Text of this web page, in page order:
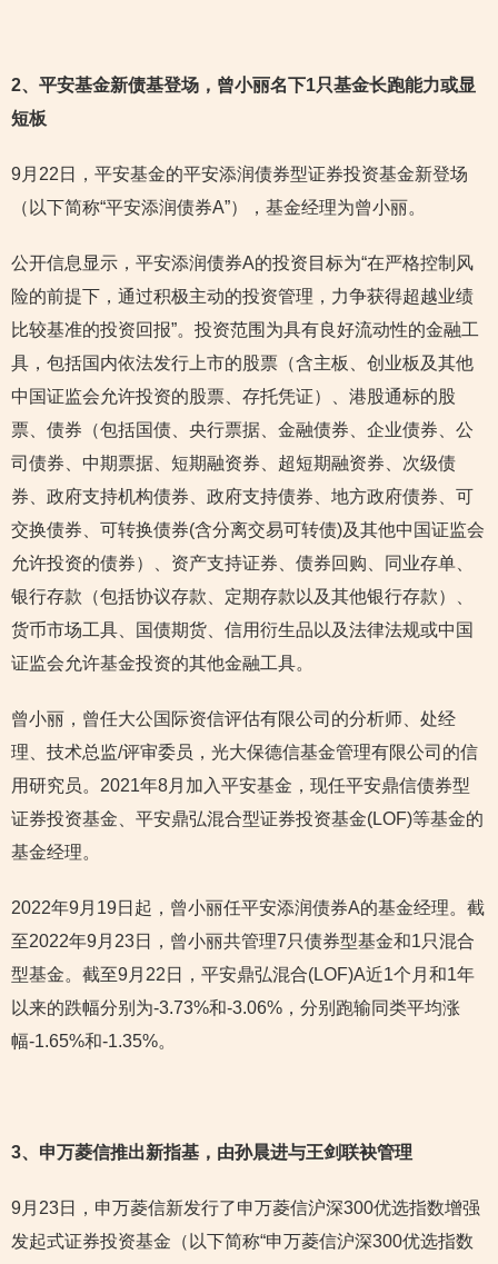
2、平安基金新债基登场，曾小丽名下1只基金长跑能力或显
短板
9月22日，平安基金的平安添润债券型证券投资基金新登场
（以下简称“平安添润债券A”），基金经理为曾小丽。
公开信息显示，平安添润债券A的投资目标为“在严格控制风
险的前提下，通过积极主动的投资管理，力争获得超越业绩
比较基准的投资回报”。投资范围为具有良好流动性的金融工
具，包括国内依法发行上市的股票（含主板、创业板及其他
中国证监会允许投资的股票、存托凭证）、港股通标的股
票、债券（包括国债、央行票据、金融债券、企业债券、公
司债券、中期票据、短期融资券、超短期融资券、次级债
券、政府支持机构债券、政府支持债券、地方政府债券、可
交换债券、可转换债券(含分离交易可转债)及其他中国证监会
允许投资的债券）、资产支持证券、债券回购、同业存单、
银行存款（包括协议存款、定期存款以及其他银行存款）、
货币市场工具、国债期货、信用衍生品以及法律法规或中国
证监会允许基金投资的其他金融工具。
曾小丽，曾任大公国际资信评估有限公司的分析师、处经
理、技术总监/评审委员，光大保德信基金管理有限公司的信
用研究员。2021年8月加入平安基金，现任平安鼎信债券型
证券投资基金、平安鼎弘混合型证券投资基金(LOF)等基金的
基金经理。
2022年9月19日起，曾小丽任平安添润债券A的基金经理。截
至2022年9月23日，曾小丽共管理7只债券型基金和1只混合
型基金。截至9月22日，平安鼎弘混合(LOF)A近1个月和1年
以来的跌幅分别为-3.73%和-3.06%，分别跑输同类平均涨
幅-1.65%和-1.35%。
3、申万菱信推出新指基，由孙晨进与王剑联袂管理
9月23日，申万菱信新发行了申万菱信沪深300优选指数增强
发起式证券投资基金（以下简称“申万菱信沪深300优选指数